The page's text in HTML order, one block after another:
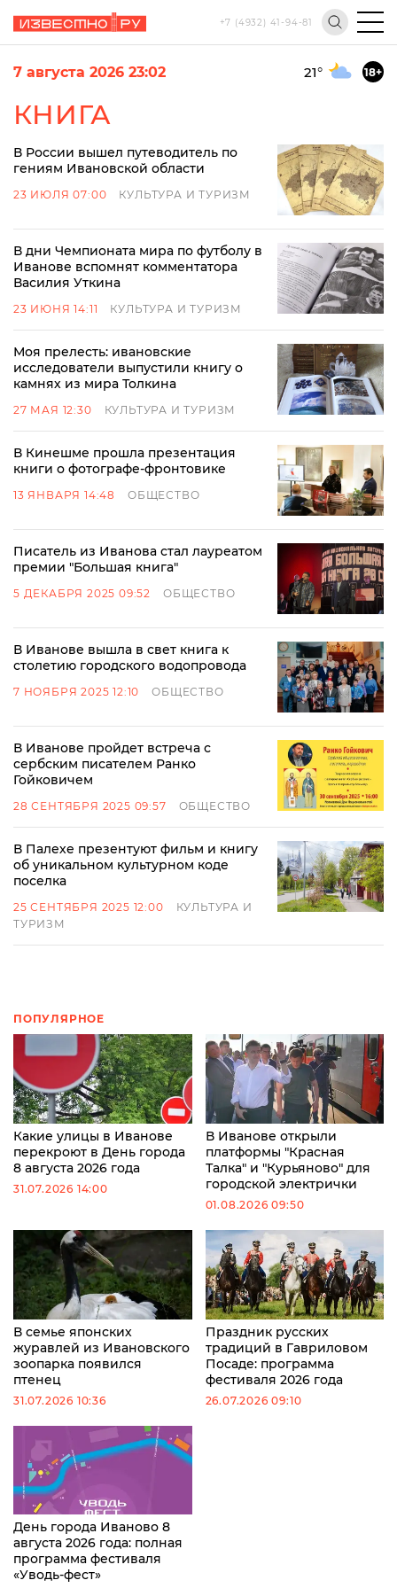
+7 (4932) 41-94-81
7 августа 2026 23:02 21° 18+
КНИГА
В России вышел путеводитель по
гениям Ивановской области
23 ИЮЛЯ 07:00 КУЛЬТУРА И ТУРИЗМ
В дни Чемпионата мира по футболу в
Иванове вспомнят комментатора
Василия Уткина
23 ИЮНЯ 14:11 КУЛЬТУРА И ТУРИЗМ
Моя прелесть: ивановские
исследователи выпустили книгу о
камнях из мира Толкина
27 МАЯ 12:30 КУЛЬТУРА И ТУРИЗМ
В Кинешме прошла презентация
книги о фотографе-фронтовике
13 ЯНВАРЯ 14:48 ОБЩЕСТВО
Писатель из Иванова стал лауреатом
премии "Большая книга"
5 ДЕКАБРЯ 2025 09:52 ОБЩЕСТВО
В Иванове вышла в свет книга к
столетию городского водопровода
7 НОЯБРЯ 2025 12:10 ОБЩЕСТВО
В Иванове пройдет встреча с
сербским писателем Ранко
Гойковичем
28 СЕНТЯБРЯ 2025 09:57 ОБЩЕСТВО
В Палехе презентуют фильм и книгу
об уникальном культурном коде
поселка
25 СЕНТЯБРЯ 2025 12:00
КУЛЬТУРА И
ТУРИЗМ
ПОПУЛЯРНОЕ
Какие улицы в Иванове
перекроют в День города
8 августа 2026 года
31.07.2026 14:00
В Иванове открыли
платформы "Красная
Талка" и "Курьяново" для
городской электрички
01.08.2026 09:50
В семье японских
журавлей из Ивановского
зоопарка появился
птенец
31.07.2026 10:36
Праздник русских
традиций в Гавриловом
Посаде: программа
фестиваля 2026 года
26.07.2026 09:10
День города Иваново 8
августа 2026 года: полная
программа фестиваля
«Уводь-фест»